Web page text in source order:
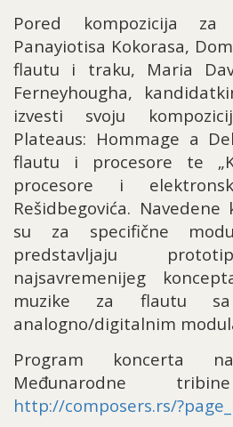
Pored kompozicija za
Panayiotisa Kokorasa,
flautu i traku, Maria
Ferneyhougha,
izvesti svoju
Plateaus: Hommage a
flautu i procesore te
procesore i
Rešidbegovića.
su za specifične
predstavljaju
najsavremenijeg
muzike za flautu
analogno/digitalnim
Program koncerta
Međunarodne
http://composers.rs/